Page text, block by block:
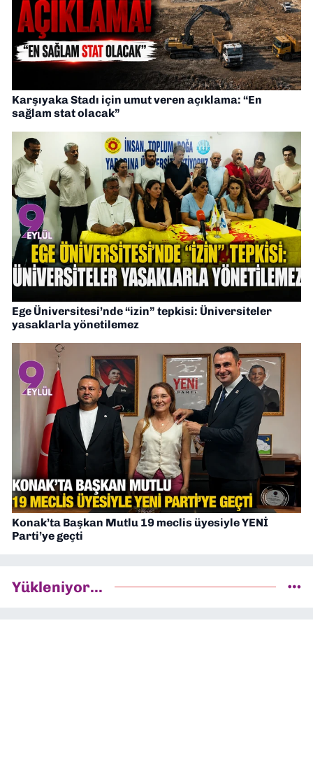
Karşıyaka Stadı için umut veren açıklama: “En
sağlam stat olacak”
Ege Üniversitesi’nde “izin” tepkisi: Üniversiteler
yasaklarla yönetilemez
Konak’ta Başkan Mutlu 19 meclis üyesiyle YENİ
Parti’ye geçti
Yükleniyor...